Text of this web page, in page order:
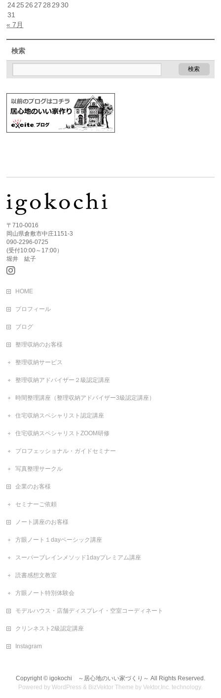
2425 26 27 28 29 30
31
« 7月
検索
〒710-0016
岡山県倉敷市中庄1151-3
090-2296-0725
(受付10:00～17:00）
堀井 紘子
HOME
プロフィール
ブログ
整理収納のお客様
整理収納サービス
整理収納アドバイザー２級認定講座
時間整理講座（整理収納アドバイザー3級認定講座）
住宅収納スペシャリスト認定講座
住宅収納スペシャリストZOOM研修
プロフェッショナル・ガイドセミナー
写真整理サークル
企業のお客様
セミナーご依頼
ノート講座のお客様
方眼ノート１dayベーシック講座
スーパーブレインメソッド1dayプレミアム講座
読書感想文教室
方眼ノート特別体験会
モデルハウス・店舗ディスプレイ・空室コーディネート
クリンネスト2級認定講座
Instagram
Copyright © igokochi ～居心地のいい家づくり～ All Rights Reserved.
Powered byWordPress & BizVektor Theme byVektor,Inc. technology.